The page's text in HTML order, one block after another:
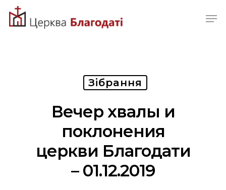
Skip
Зібрання
Вечер хвалы и
поклонения
церкви Благодати
– 01.12.2019